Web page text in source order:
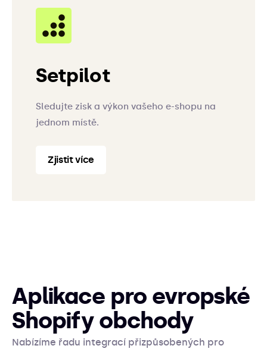
Setpilot
Sledujte zisk a výkon vašeho e-shopu na
jednom místě.
Zjistit více
Aplikace pro evropské
Shopify obchody
Nabízíme řadu integrací přizpůsobených pro